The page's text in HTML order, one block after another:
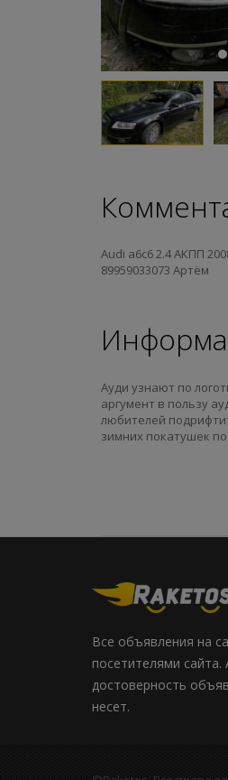
Audi а6с6 2.4 АКПП
89959033073 Артём
Ауди узнают по
аргумент в пользу
любителей
зимних покатушек
Все объявления на
посетителями сайта.
достоверность
несет.